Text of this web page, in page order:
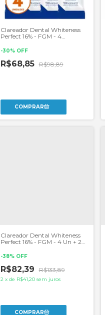
Clareador Dental Whiteness
Perfect 16% - FGM - 4
-30% OFF
R$68,85 R$98,89
Clareador Dental Whiteness
Perfect 16% - FGM - 4 Un + 2
-38% OFF
R$82,39 R$133,89
2 x de R$41,20 sem juros